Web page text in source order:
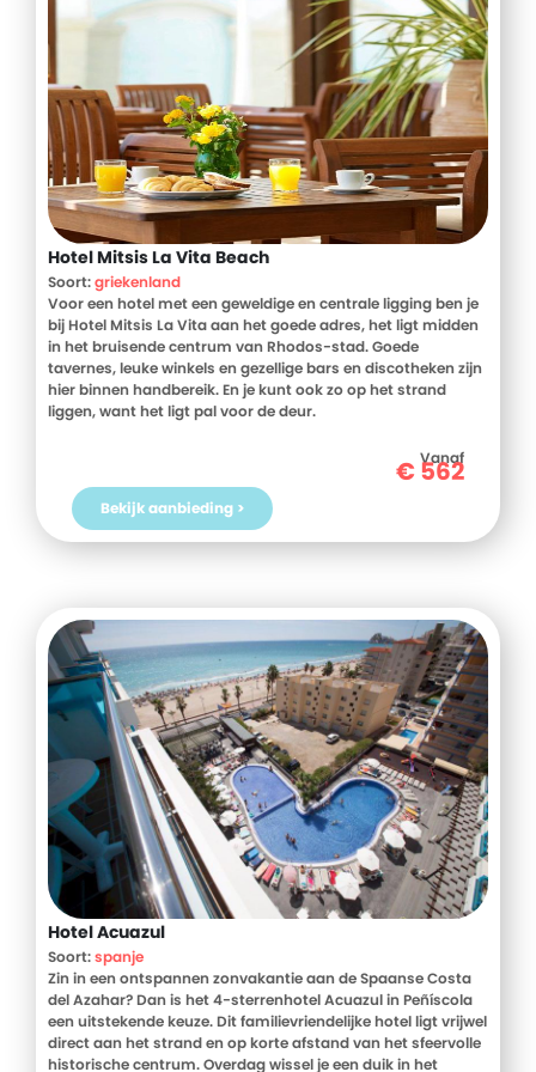
Hotel Mitsis La Vita Beach
Soort:griekenland
Voor een hotel met een geweldige en centrale ligging ben je
bij Hotel Mitsis La Vita aan het goede adres, het ligt midden
in het bruisende centrum van Rhodos-stad. Goede
tavernes, leuke winkels en gezellige bars en discotheken zijn
hier binnen handbereik. En je kunt ook zo op het strand
liggen, want het ligt pal voor de deur.
De hotelkamers zijn zeer comfortabel ingericht en je hebt de
gelegenheid om zelf een kopje koffie of thee te zetten. 's
Morgens staat het ontbijt in buffetvorm voor je klaar in het
restaurant en kijk je uit over zee, fijn om zo even op te
starten en de dag te beginnen. Je kunt lekker ontspannen bij
uitvalsbasis om mooie uitstapjes te maken.
Vanaf
€562
Bekijk aanbieding >
Hotel Acuazul
Soort:spanje
Zin in een ontspannen zonvakantie aan de Spaanse Costa
del Azahar? Dan is het 4-sterrenhotel Acuazul in Peñíscola
een uitstekende keuze. Dit familievriendelijke hotel ligt vrijwel
direct aan het strand en op korte afstand van het sfeervolle
historische centrum. Overdag wissel je een duik in het